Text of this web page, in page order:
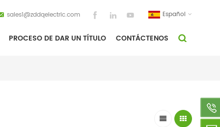
Español
sales1@zddqelectric.com
PROCESO DE DAR UN TÍTULO CONTÁCTENOS